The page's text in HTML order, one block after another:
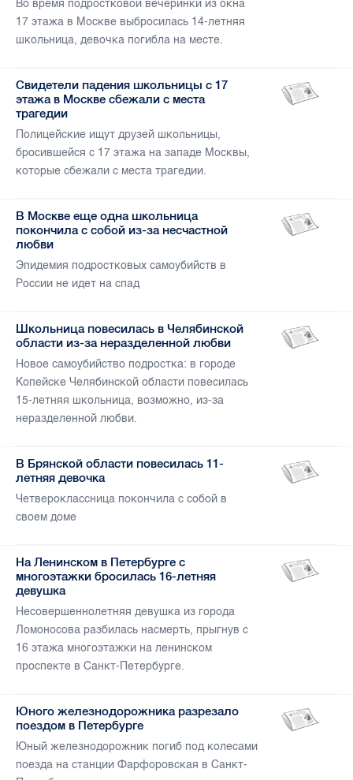
Во время подростковой вечеринки из окна
17 этажа в Москве выбросилась 14-летняя
школьница, девочка погибла на месте.
Свидетели падения школьницы с 17
этажа в Москве сбежали с места
трагедии
Полицейские ищут друзей школьницы,
бросившейся с 17 этажа на западе Москвы,
которые сбежали с места трагедии.
В Москве еще одна школьница
покончила с собой из-за несчастной
любви
Эпидемия подростковых самоубийств в
России не идет на спад
Школьница повесилась в Челябинской
области из-за неразделенной любви
Новое самоубийство подростка: в городе
Копейске Челябинской области повесилась
15-летняя школьница, возможно, из-за
неразделенной любви.
В Брянской области повесилась 11-
летняя девочка
Четвероклассница покончила с собой в
своем доме
На Ленинском в Петербурге с
многоэтажки бросилась 16-летняя
девушка
Несовершеннолетняя девушка из города
Ломоносова разбилась насмерть, прыгнув с
16 этажа многоэтажки на ленинском
проспекте в Санкт-Петербурге.
Юного железнодорожника разрезало
поездом в Петербурге
Юный железнодорожник погиб под колесами
поезда на станции Фарфоровская в Санкт-